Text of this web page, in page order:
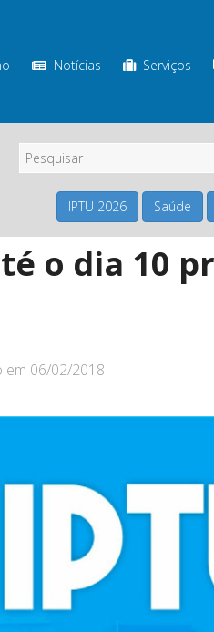
Notícias Serviços
IPTU 2026 Saúde
o dia 10
em 06/02/2018